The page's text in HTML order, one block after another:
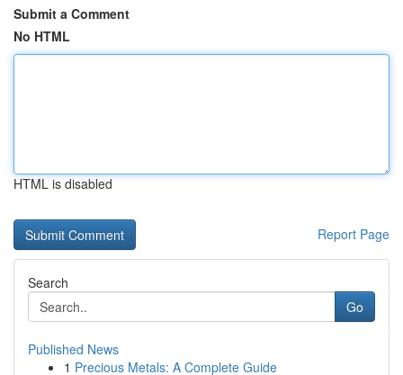
Submit a Comment
No HTML
HTML is disabled
Report Page
Search
Go
Published News
1 Precious Metals: A Complete Guide